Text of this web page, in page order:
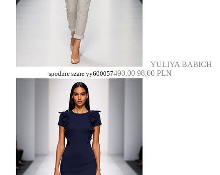
YULIYA BABICH
spodnie szare yy600057490,00 98,00 PLN